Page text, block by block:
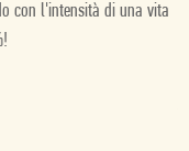
con l'intensità di una vita